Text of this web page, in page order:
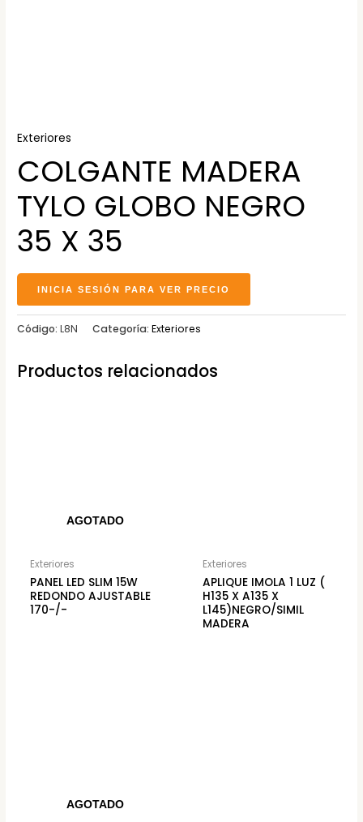
Exteriores
COLGANTE MADERA
TYLO GLOBO NEGRO
35 X 35
INICIA SESIÓN PARA VER PRECIO
Código:L8N Categoría:Exteriores
Productos relacionados
AGOTADO
Exteriores
PANEL LED SLIM 15W
REDONDO AJUSTABLE
170-/-
Exteriores
APLIQUE IMOLA 1 LUZ (
H135 X A135 X
L145)NEGRO/SIMIL
MADERA
AGOTADO